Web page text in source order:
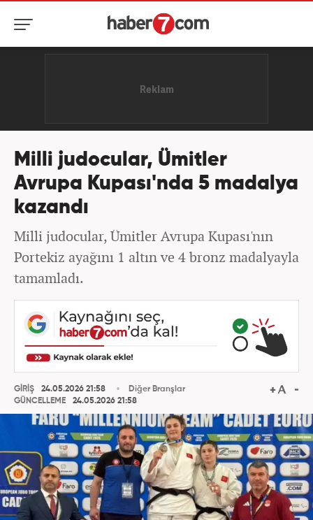
Milli judocular, Ümitler
Avrupa Kupası'nda 5 madalya
kazandı
Milli judocular, Ümitler Avrupa Kupası'nın
Portekiz ayağını 1 altın ve 4 bronz madalyayla
tamamladı.
GİRİŞ
24.05.2026 21:58
GÜNCELLEME
24.05.2026 21:58
Diğer Branşlar